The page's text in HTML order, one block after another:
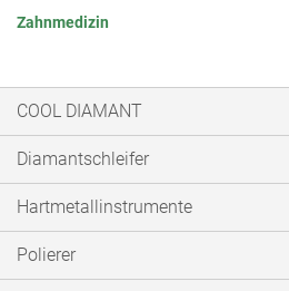
Zahnmedizin
COOL DIAMANT
Diamantschleifer
Hartmetallinstrumente
Polierer